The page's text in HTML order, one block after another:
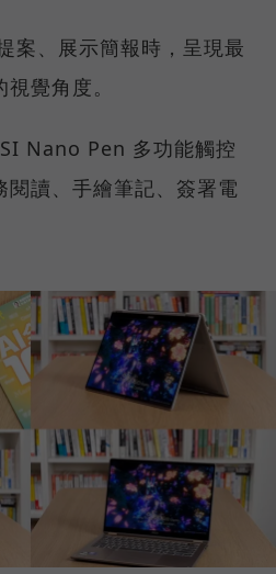
案、展示簡報時，呈現最
覺角度。
Nano Pen 多功能觸控
閱讀、手繪筆記、簽署電